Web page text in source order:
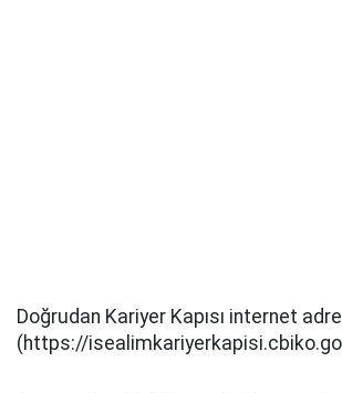
Doğrudan Kariyer Kapısı internet
(https://